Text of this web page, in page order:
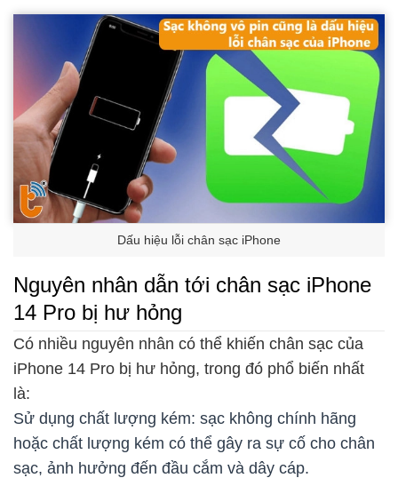
Dấu hiệu lỗi chân sạc iPhone
Nguyên nhân dẫn tới chân sạc iPhone
14 Pro bị hư hỏng
Có nhiều nguyên nhân có thể khiến chân sạc của
iPhone 14 Pro bị hư hỏng, trong đó phổ biến nhất
là:
Sử dụng chất lượng kém: sạc không chính hãng
hoặc chất lượng kém có thể gây ra sự cố cho chân
sạc, ảnh hưởng đến đầu cắm và dây cáp.